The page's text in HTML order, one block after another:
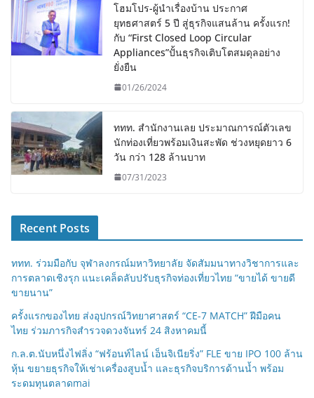
โฮมโปร-ผู้นำเรื่องบ้าน ประกาศ
ยุทธศาสตร์ 5 ปี สู่ธุรกิจแสนล้าน ครั้งแรก!
กับ “First Closed Loop Circular
Appliances”ปั้นธุรกิจเติบโตสมดุลอย่าง
ยั่งยืน
01/26/2024
ททท. สำนักงานเลย ประมาณการณ์ตัวเลข
นักท่องเที่ยวพร้อมเงินสะพัด ช่วงหยุดยาว 6
วัน กว่า 128 ล้านบาท
07/31/2023
Recent Posts
ททท. ร่วมมือกับ จุฬาลงกรณ์มหาวิทยาลัย จัดสัมมนาทางวิชาการและ
การตลาดเชิงรุก แนะเคล็ดลับปรับธุรกิจท่องเที่ยวไทย “ขายได้ ขายดี
ขายนาน”
ครั้งแรกของไทย ส่งอุปกรณ์วิทยาศาสตร์ “CE-7 MATCH” ฝีมือคน
ไทย ร่วมภารกิจสำรวจดวงจันทร์ 24 สิงหาคมนี้
ก.ล.ต.นับหนึ่งไฟลิ่ง “ฟร้อนท์ไลน์ เอ็นจิเนียริ่ง” FLE ขาย IPO 100 ล้าน
หุ้น ขยายธุรกิจให้เช่าเครื่องสูบน้ำ และธุรกิจบริการด้านน้ำ พร้อม
ระดมทุนตลาดmai